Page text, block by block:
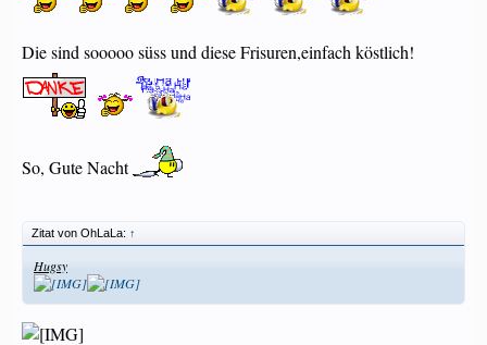
Die sind sooooo süss und diese Frisuren,einfach köstlich!
So, Gute Nacht
Zitat von OhLaLa: ↑
Hugsy